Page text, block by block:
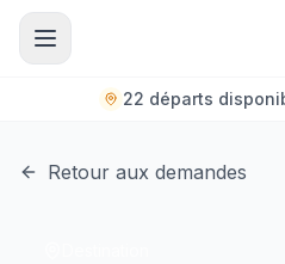
Aller au contenu principal
22 départs
Retour aux demandes